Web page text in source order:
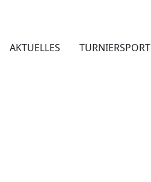
AKTUELLES TURNIERSPORT